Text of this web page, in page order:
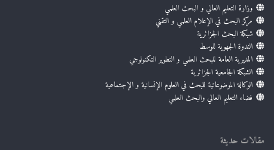
وزارة التعليم العالي و البحث العلمي
مركز البحث في الإعلام العلمي و التقني
شبكة البحث الجزائرية
الندوة الجهوية للوسط
المديرية العامة للبحث العلمي و التطوير التكنولوجي
الشبكة الجامعية الجزائرية
الوكالة الموضوعاتية للبحث في العلوم الإنسانية و الإجتماعية
فضاء التعليم العالي والبحث العلمي
مقالات حديثة